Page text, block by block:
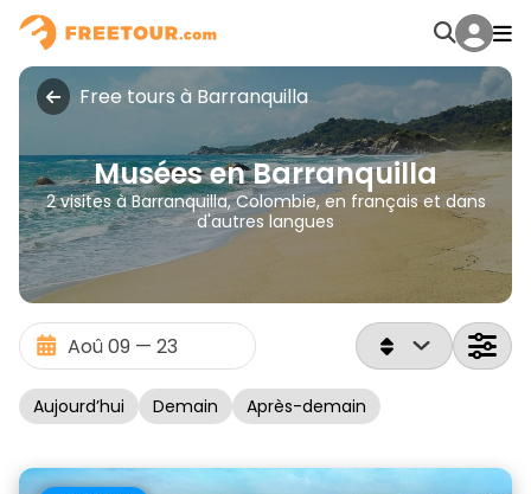
Free tours à Barranquilla
Musées en Barranquilla
2 visites à Barranquilla, Colombie, en français et dans
d'autres langues
Aujourd’hui Demain Après-demain